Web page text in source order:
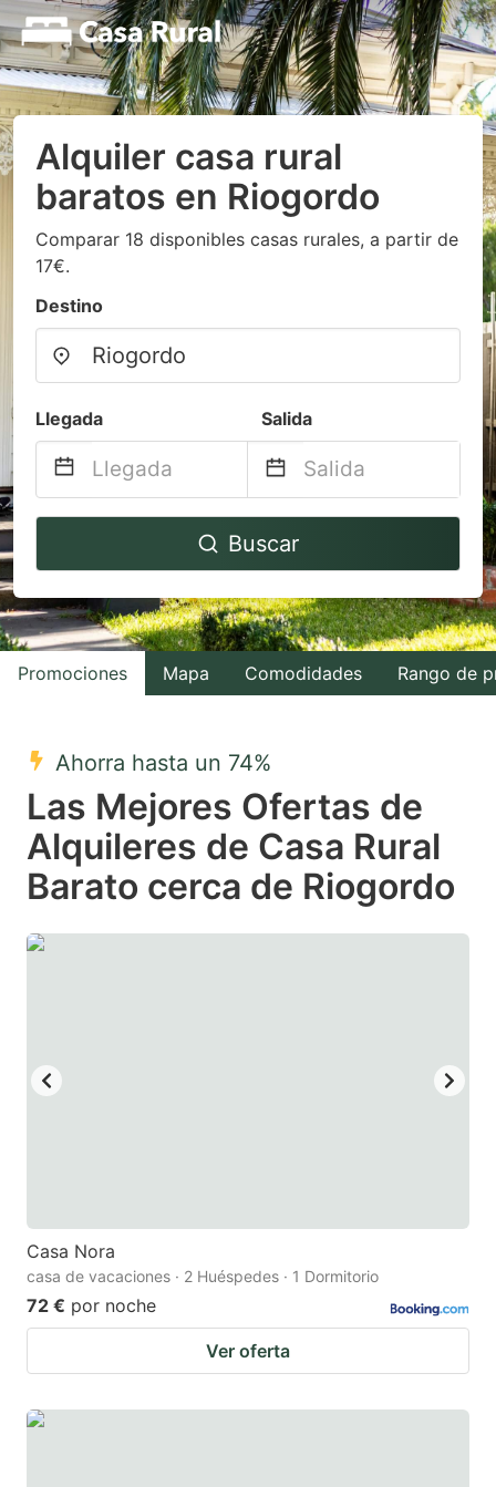
Alquiler casa rural
baratos en Riogordo
Comparar 18 disponibles casas rurales, a partir de
17€.
Destino
Llegada Salida
Navigate
to
interact
with
the
select
a
date.
Press
changing
dates.
Navigate
to
interact
with
the
a
date.
Press
dates.
Buscar
Promociones Mapa Comodidades Rango de
Ahorra hasta un 74%
Las Mejores Ofertas de
Alquileres de Casa Rural
Barato cerca de Riogordo
Casa Nora
casa de vacaciones · 2 Huéspedes · 1 Dormitorio
72 € por noche
Ver oferta